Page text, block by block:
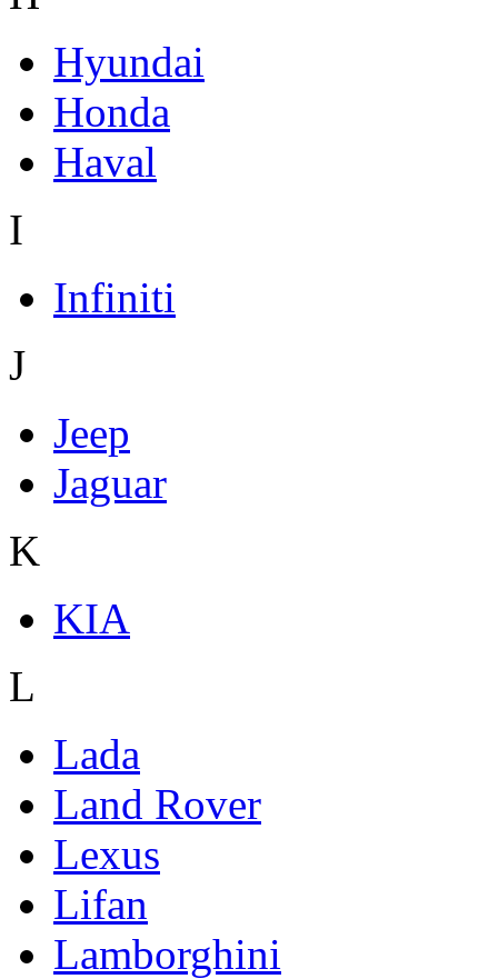
Hyundai
Honda
Haval
I
Infiniti
J
Jeep
Jaguar
K
KIA
L
Lada
Land Rover
Lexus
Lifan
Lamborghini